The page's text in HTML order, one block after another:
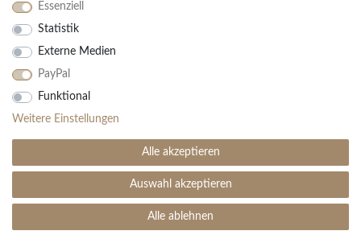
Ihre Vorteile
30 Tage Rückgaberecht
Große Auswahl
Kauf auf Rechnung
Einfache Auftragsverfolgung
© Copyright 2026 | Alle Rechte vorbehalten. - Teppich Boss | Realisation
Essenziell
Statistik
Externe Medien
PayPal
Funktional
Weitere Einstellungen
Alle akzeptieren
Auswahl akzeptieren
Alle ablehnen
SEHR GUT (4.99 / 5)
Bewertungen bei: ebay.de, amazon.de ⓘ